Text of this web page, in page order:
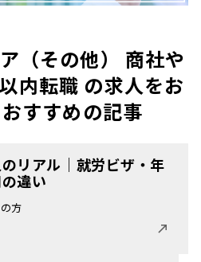
（その他） 商社や
内転職 の求人をお
すすめの記事
リアル｜就労ビザ・年
違い
方